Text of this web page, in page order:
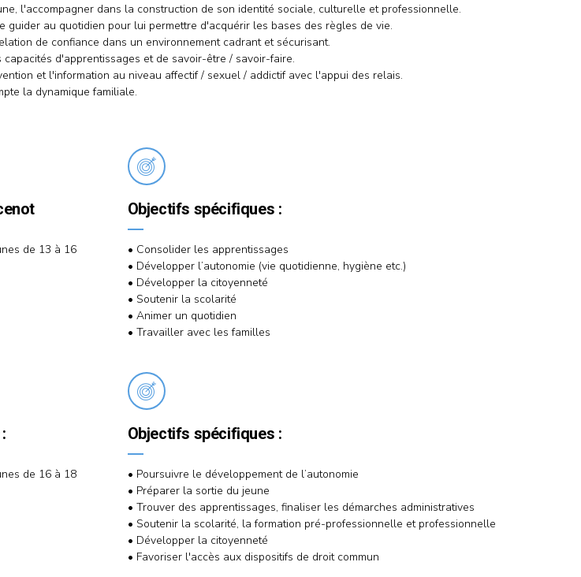
l'accompagner dans la construction de son identité sociale, culturelle et professionnelle.
guider au quotidien pour lui permettre d'acquérir les bases des règles de vie.
de confiance dans un environnement cadrant et sécurisant.
capacités d'apprentissages et de savoir-être / savoir-faire.
et l'information au niveau affectif / sexuel / addictif avec l'appui des relais.
la dynamique familiale.
de 13 à 16
Objectifs spécifiques :
• Consolider les apprentissages
• Développer l’autonomie (vie quotidienne, hygiène etc.)
• Développer la citoyenneté
• Soutenir la scolarité
• Animer un quotidien
• Travailler avec les familles
de 16 à 18
Objectifs spécifiques :
• Poursuivre le développement de l’autonomie
• Préparer la sortie du jeune
• Trouver des apprentissages, finaliser les démarches administratives
• Soutenir la scolarité, la formation pré-professionnelle et professionnelle
• Développer la citoyenneté
• Favoriser l'accès aux dispositifs de droit commun